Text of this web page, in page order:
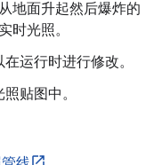
地面升起然后爆炸的
时光照。
运行时进行修改。
贴图中。